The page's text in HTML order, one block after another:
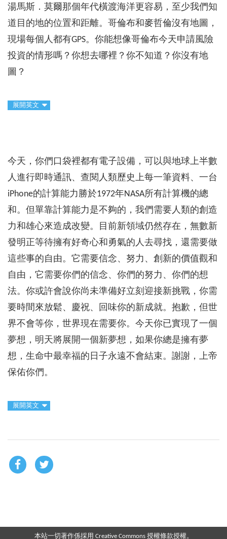
湯馬斯．莫爾那個年代橫渡海洋更容易，至少我們知
道目的地的位置和距離。哥倫布和麥哲倫沒有地圖，
現場每個人都有GPS。你能想像哥倫布今天申請風險
投資的情形嗎？你想去哪裡？你不知道？你沒有地
圖？
展開英文
今天，你們口袋裡都有電子設備，可以與地球上半數
人進行即時通訊、查閱人類歷史上每一筆資料、一台
iPhone的計算能力勝於1972年NASA所有計算機的總
和。但單靠計算能力是不夠的，我們需要人類的創造
力和雄心來造成改變。目前新領域仍然存在，無數新
發明正等待擁有好奇心和勇氣的人去尋找，還需要做
這些事的自由。它需要信念、努力、創新的價值觀和
自由，它需要你們的信念、你們的努力、你們的想
法。你或許會說你尚未準備好立刻迎接新挑戰，你需
要時間來放鬆、慶祝、回味你的新成就。抱歉，但世
界不會等你，世界現在需要你。今天你已實現了一個
夢想，明天將展開一個新夢想，如果你總是擁有夢
想，生命中最幸福的日子永遠不會結束。謝謝，上帝
保佑你們。
展開英文
本站一切著作係採用 Creative Commons 授權條款授權。